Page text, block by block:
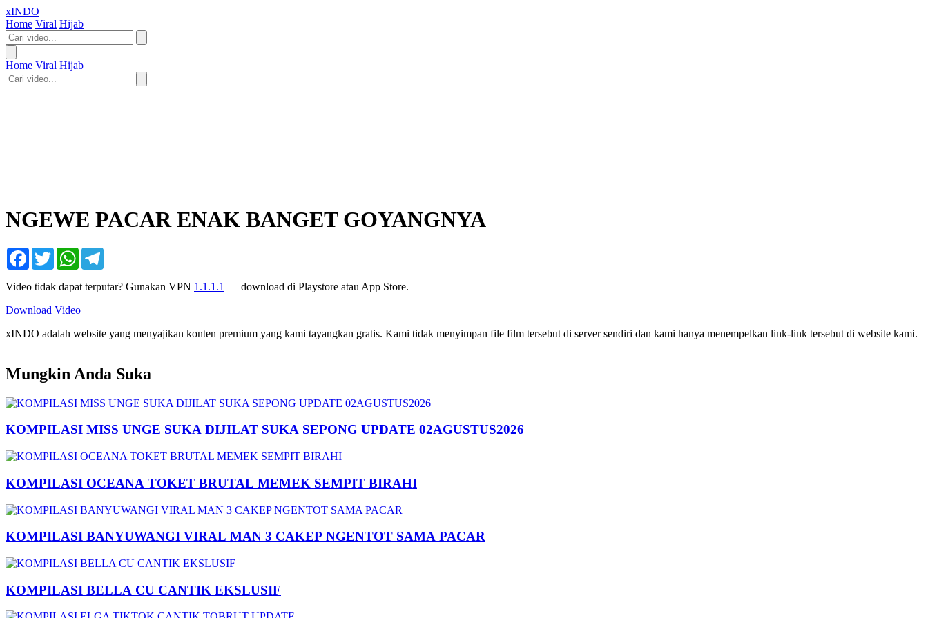
xINDO
Home Viral Hijab
Home Viral Hijab
NGEWE PACAR ENAK BANGET GOYANGNYA
Facebook
TwitterWhatsApp
Video tidak dapat terputar? Gunakan VPN 1.1.1.1 — download di Playstore atau App Store.
Download Video
xINDO adalah website yang menyajikan konten premium yang kami tayangkan gratis. Kami tidak menyimpan file film tersebut di server sendiri dan kami hanya menempelkan link-link tersebut di website kami.
Mungkin Anda Suka
KOMPILASI MISS UNGE SUKA DIJILAT SUKA SEPONG UPDATE 02AGUSTUS2026
KOMPILASI OCEANA TOKET BRUTAL MEMEK SEMPIT BIRAHI
KOMPILASI BANYUWANGI VIRAL MAN 3 CAKEP NGENTOT SAMA PACAR
KOMPILASI BELLA CU CANTIK EKSLUSIF